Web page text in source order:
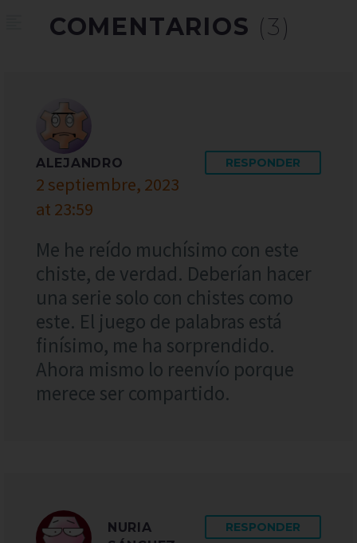
COMENTARIOS (3)
ALEJANDRO
2 septiembre, 2023
at 23:59
RESPONDER
Me he reído muchísimo con este
chiste, de verdad. Deberían hacer
una serie solo con chistes como
este. El juego de palabras está
finísimo, me ha sorprendido.
Ahora mismo lo reenvío porque
merece ser compartido.
NURIA
RESPONDER